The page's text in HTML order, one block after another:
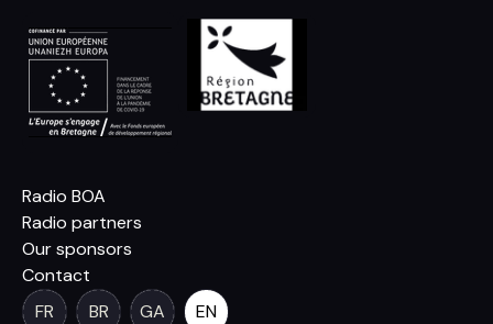
Radio BOA
Radio partners
Our sponsors
Contact
FR
BR GA EN